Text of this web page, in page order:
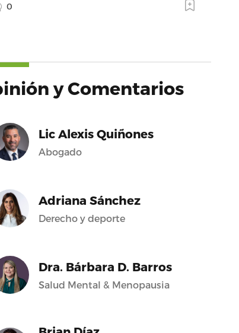
0
y Comentarios
Lic Alexis Quiñones
Abogado
Adriana Sánchez
Derecho y deporte
Dra. Bárbara D. Barros
Salud Mental & Menopausia